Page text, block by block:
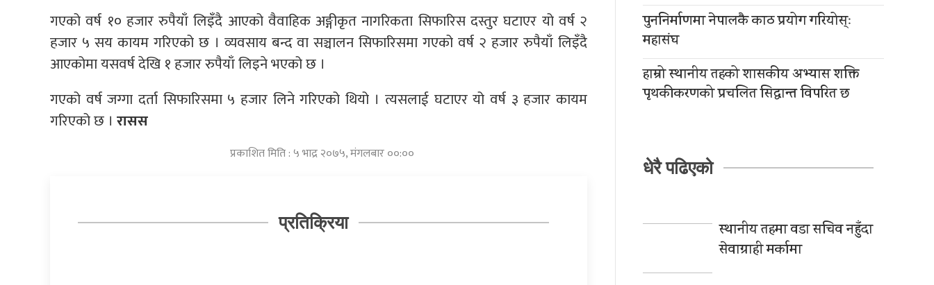
गएको वर्ष १० हजार रुपैयाँ लिइँदै आएको वैवाहिक अङ्गीकृत नागरिकता सिफारिस दस्तुर घटाएर यो वर्ष २
हजार ५ सय कायम गरिएको छ । व्यवसाय बन्द वा सञ्चालन सिफारिसमा गएको वर्ष २ हजार रुपैयाँ लिइँदै
आएकोमा यसवर्ष देखि १ हजार रुपैयाँ लिइने भएको छ ।
गएको वर्ष जग्गा दर्ता सिफारिसमा ५ हजार लिने गरिएको थियो । त्यसलाई घटाएर यो वर्ष ३ हजार कायम
गरिएको छ । रासस
प्रकाशित मिति : ५ भाद्र २०७५, मंगलबार ००:००
प्रतिक्रिया
पुननिर्माणमा नेपालकै काठ प्रयोग गरियोस्ः
महासंघ
हाम्रो स्थानीय तहको शासकीय अभ्यास शक्ति
पृथकीकरणको प्रचलित सिद्धान्त विपरित छ
धेरै पढिएको
स्थानीय तहमा वडा सचिव नहुँदा
सेवाग्राही मर्कामा